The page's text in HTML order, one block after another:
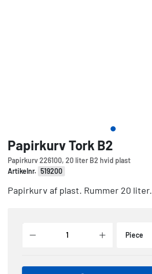
Papirkurv Tork B2
Papirkurv 226100, 20 liter B2 hvid plast
Artikelnr. 519200
Papirkurv af plast. Rummer 20 liter.
Piece